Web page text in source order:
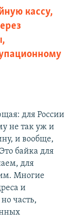
кассу,
для России
не так уж и
и вообще,
байка для
для
Многие
и
часть,